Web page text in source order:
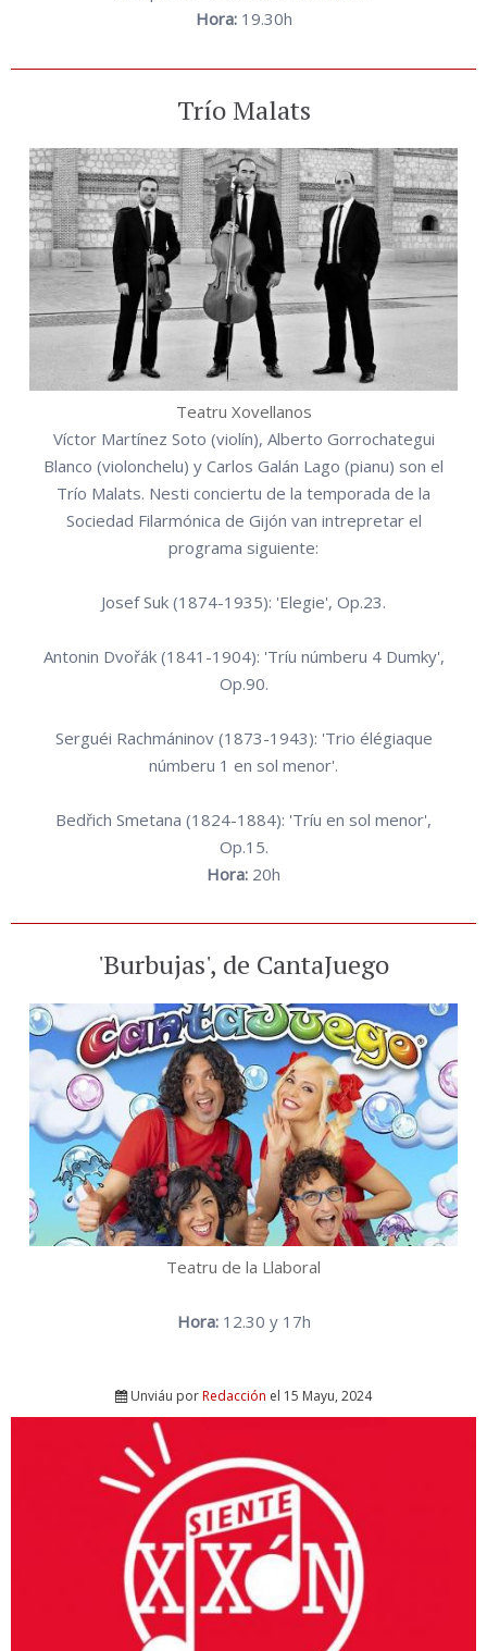
Hora:19.30h
Trío Malats
Teatru Xovellanos
Víctor Martínez Soto (violín), Alberto Gorrochategui
Blanco (violonchelu) y Carlos Galán Lago (pianu) son el
Trío Malats. Nesti conciertu de la temporada de la
Sociedad Filarmónica de Gijón van intrepretar el
programa siguiente:
Josef Suk (1874-1935): 'Elegie', Op.23.
Antonin Dvořák (1841-1904): 'Tríu númberu 4 Dumky',
Op.90.
Serguéi Rachmáninov (1873-1943): 'Trio élégiaque
númberu 1 en sol menor'.
Bedřich Smetana (1824-1884): 'Tríu en sol menor',
Op.15.
Hora: 20h
'Burbujas', de CantaJuego
Teatru de la Llaboral
Hora:12.30 y 17h
Unviáu porRedacción el 15 Mayu, 2024